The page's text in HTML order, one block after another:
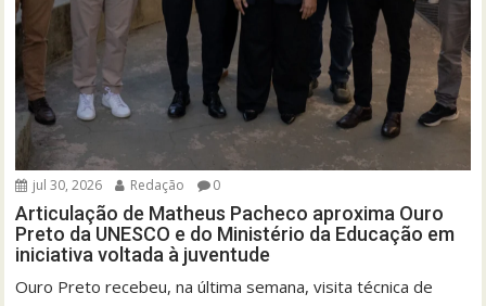
jul 30, 2026 Redação 0
Articulação de Matheus Pacheco aproxima Ouro
Preto da UNESCO e do Ministério da Educação em
iniciativa voltada à juventude
Ouro Preto recebeu, na última semana, visita técnica de